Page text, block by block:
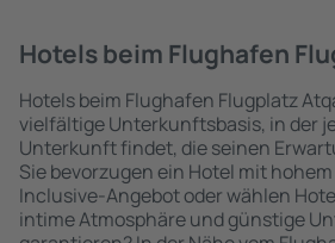
Hotels beim Flughafen
Hotels beim Flughafen Flugplatz
vielfältige Unterkunftsbasis, in der
Unterkunft findet, die seinen
Sie bevorzugen ein Hotel mit
Inclusive-Angebot oder wählen
intime Atmosphäre und günstige